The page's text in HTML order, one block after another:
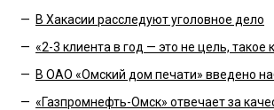
— В Хакасии расследуют уголовное дело
— «2-3 клиента в год — это не цель, такое
— В ОАО «Омский дом печати» введено
— «Газпромнефть-Омск» отвечает за